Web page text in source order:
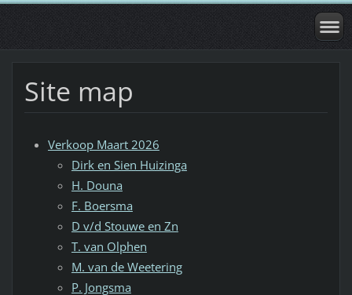
Site map
Verkoop Maart 2026
Dirk en Sien Huizinga
H. Douna
F. Boersma
D v/d Stouwe en Zn
T. van Olphen
M. van de Weetering
P. Jongsma